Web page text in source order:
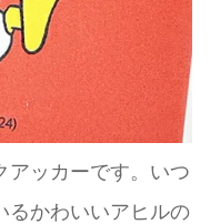
アッカーです。いつ
るかわいいアヒルの